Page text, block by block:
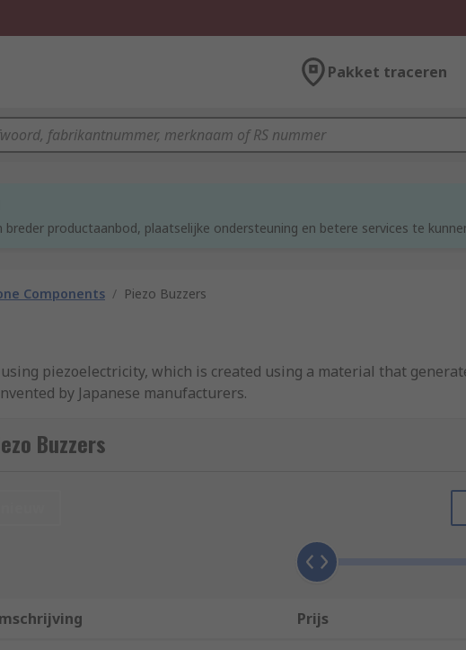
Pakket traceren
productaanbod, plaatselijke ondersteuning en betere services te
Components / Piezo Buzzers
piezoelectricity, which is created using a material that
by Japanese manufacturers.
ways. They differ in their mounting style, the volume of sound
, to panel mount, to surface mount. They can have a
Buzzers
Prijs